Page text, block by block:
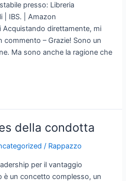
presso: Libreria
| IBS. | Amazon
direttamente, mi
commento – Grazie! Sono un
Ma sono anche la ragione che
della condotta
/ Rappazzo
per il vantaggio
è un concetto complesso, un